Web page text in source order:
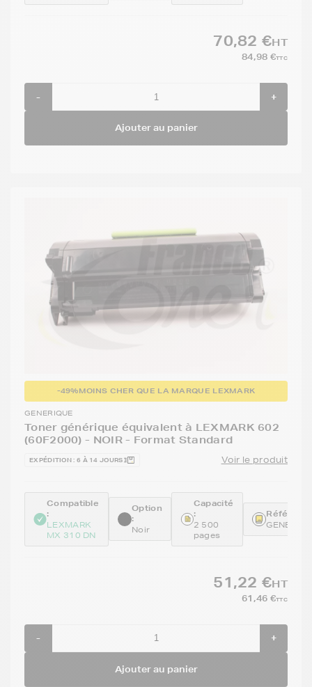
70,82 €HT
84,98 €TTC
- +
Ajouter au panier
-49%MOINS CHER QUE LA MARQUE LEXMARK
GENERIQUE
Toner générique équivalent à LEXMARK 602
(60F2000) - NOIR - Format Standard
EXPÉDITION : 6 À 14 JOURS Voir le produit
Compatible
:
LEXMARK
MX 310 DN
Option
:
Noir
Capacité
:
2 500
pages
51,22 €HT
61,46 €TTC
- +
Ajouter au panier